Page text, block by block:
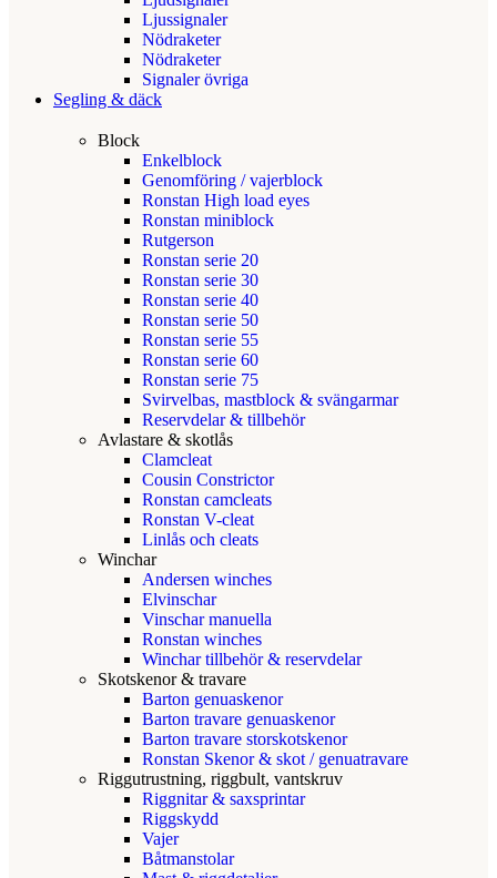
Ljussignaler
Nödraketer
Nödraketer
Signaler övriga
Segling & däck
Block
Enkelblock
Genomföring / vajerblock
Ronstan High load eyes
Ronstan miniblock
Rutgerson
Ronstan serie 20
Ronstan serie 30
Ronstan serie 40
Ronstan serie 50
Ronstan serie 55
Ronstan serie 60
Ronstan serie 75
Svirvelbas, mastblock & svängarmar
Reservdelar & tillbehör
Avlastare & skotlås
Clamcleat
Cousin Constrictor
Ronstan camcleats
Ronstan V-cleat
Linlås och cleats
Winchar
Andersen winches
Elvinschar
Vinschar manuella
Ronstan winches
Winchar tillbehör & reservdelar
Skotskenor & travare
Barton genuaskenor
Barton travare genuaskenor
Barton travare storskotskenor
Ronstan Skenor & skot / genuatravare
Riggutrustning, riggbult, vantskruv
Riggnitar & saxsprintar
Riggskydd
Vajer
Båtmanstolar